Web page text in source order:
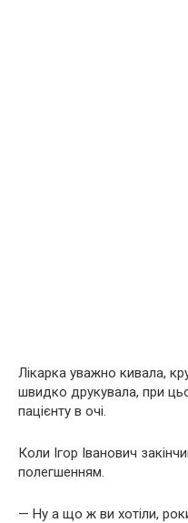
Лікарка уважно кивала,
швидко друкувала, при
пацієнту в очі.
Коли Ігор Іванович
полегшенням.
— Ну а що ж ви хотіли,